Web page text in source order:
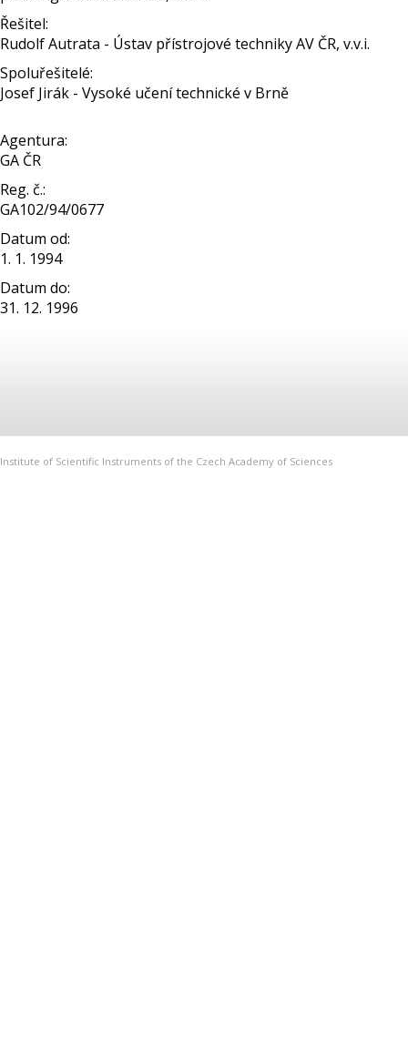
Řešitel:
Rudolf Autrata - Ústav přístrojové techniky AV ČR, v.v.i.
Spoluřešitelé:
Josef Jirák - Vysoké učení technické v Brně
Agentura:
GA ČR
Reg. č.:
GA102/94/0677
Datum od:
1. 1. 1994
Datum do:
31. 12. 1996
Institute of Scientific Instruments of the Czech Academy of Sciences